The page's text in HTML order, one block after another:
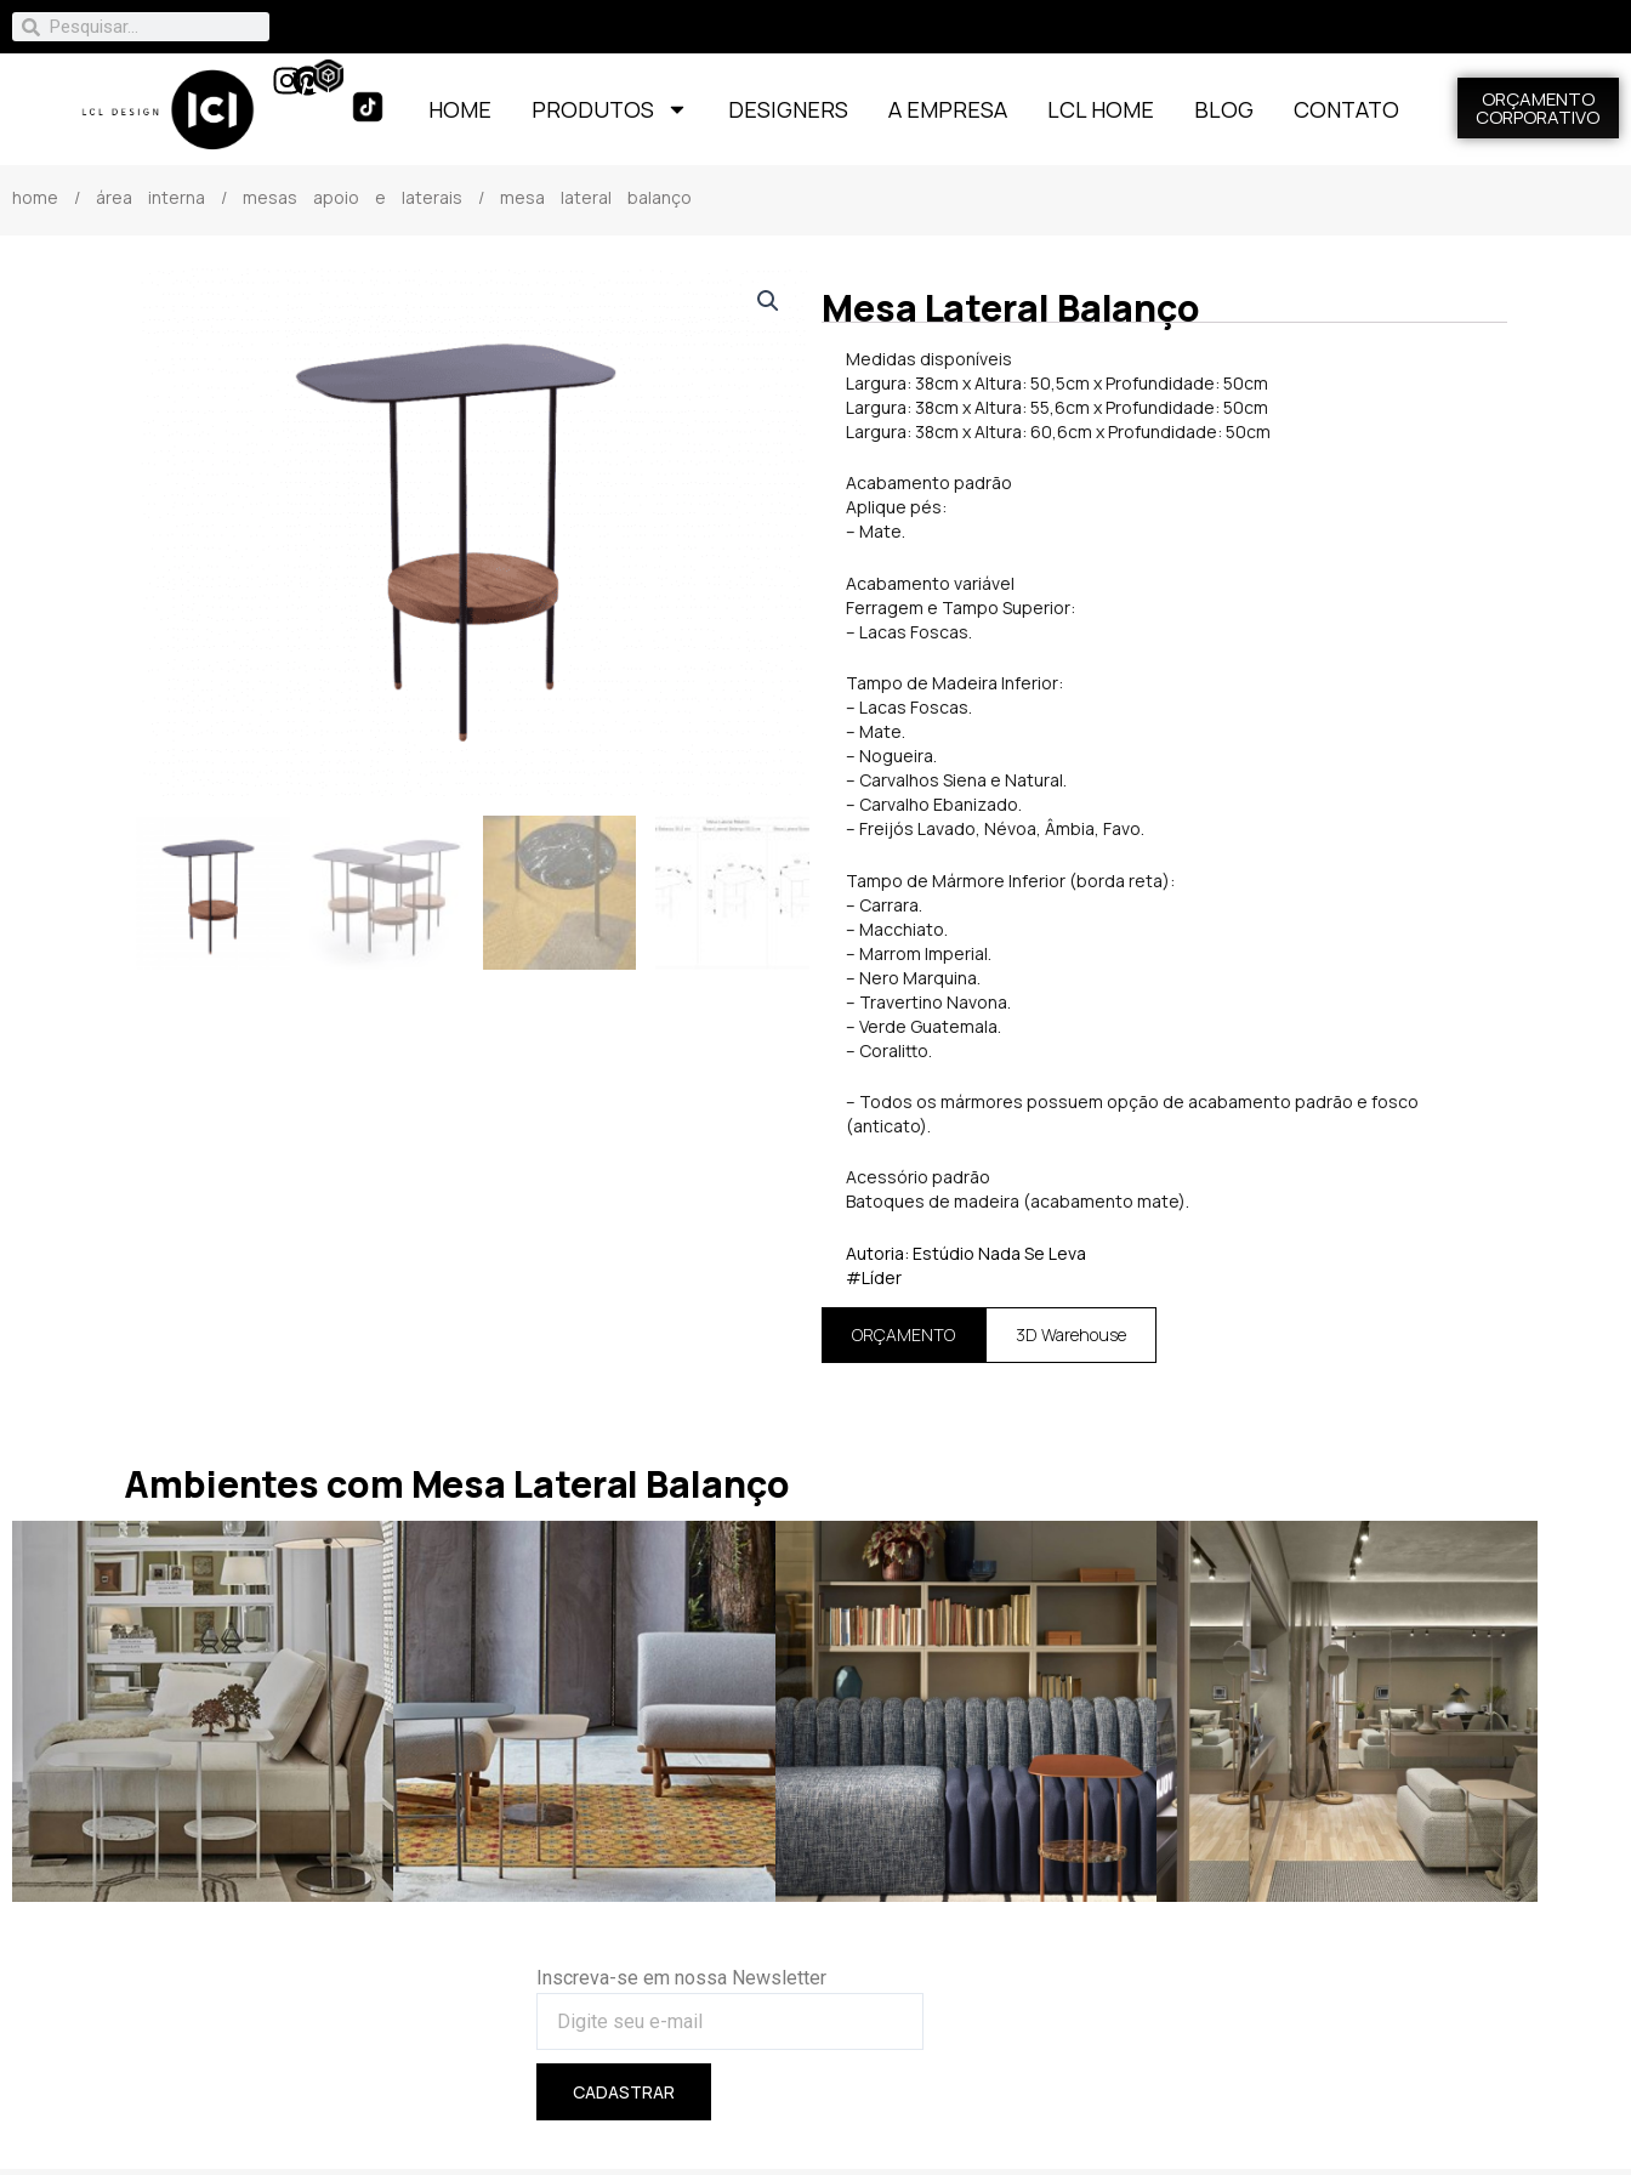
HOME PRODUTOS DESIGNERS A EMPRESA LCL HOME BLOG CONTATO ORÇAMENTO
CORPORATIVO
home / área interna / mesas apoio e laterais / mesa lateral balanço
Mesa Lateral Balanço
Medidas disponíveis
Largura: 38cm x Altura: 50,5cm x Profundidade: 50cm
Largura: 38cm x Altura: 55,6cm x Profundidade: 50cm
Largura: 38cm x Altura: 60,6cm x Profundidade: 50cm
Acabamento padrão
Aplique pés:
– Mate.
Acabamento variável
Ferragem e Tampo Superior:
– Lacas Foscas.
Tampo de Madeira Inferior:
– Lacas Foscas.
– Mate.
– Nogueira.
– Carvalhos Siena e Natural.
– Carvalho Ebanizado.
– Freijós Lavado, Névoa, Âmbia, Favo.
Tampo de Mármore Inferior (borda reta):
– Carrara.
– Macchiato.
– Marrom Imperial.
– Nero Marquina.
– Travertino Navona.
– Verde Guatemala.
– Coralitto.
– Todos os mármores possuem opção de acabamento padrão e fosco
(anticato).
Acessório padrão
Batoques de madeira (acabamento mate).
Autoria: Estúdio Nada Se Leva
#Líder
ORÇAMENTO 3D Warehouse
Ambientes com Mesa Lateral Balanço
Inscreva-se em nossa Newsletter
CADASTRAR